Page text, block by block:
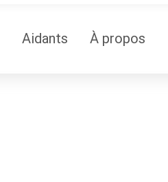
Aidants À propos